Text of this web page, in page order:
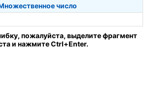
число
пожалуйста, выделите фрагмент
и нажмите Ctrl+Enter.